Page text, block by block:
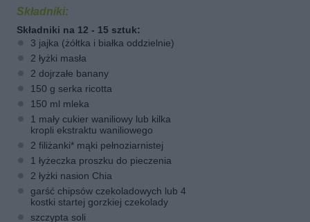
Składniki:
Składniki na 12 - 15 sztuk:
3 jajka (żółtka i białka oddzielnie)
2 łyżki masła
2 dojrzałe banany
150 g serka ricotta
150 ml mleka
1 mały cukier waniliowy lub kilka
kropli ekstraktu waniliowego
2 filiżanki* mąki pełnoziarnistej
1 łyżeczka proszku do pieczenia
2 łyżki nasion Chia
garść chipsów czekoladowych lub 4
kostki startej gorzkiej czekolady
szczypta soli